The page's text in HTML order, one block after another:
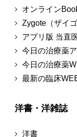
オンライン
Zygote（ザイゴ
アプリ版 当直
今日の治療薬
今日の治療薬
最新の臨床
洋書・洋雑誌
洋書